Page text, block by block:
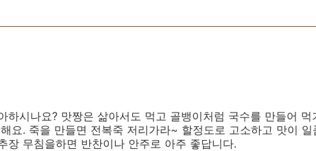
하시나요? 맛짱은 삶아서도 먹고 골뱅이처럼 국수를 만들어 먹
요. 죽을 만들면 전복죽 저리가라~ 할정도로 고소하고 맛이 일
장 무침을하면 반찬이나 안주로 아주 좋답니다.